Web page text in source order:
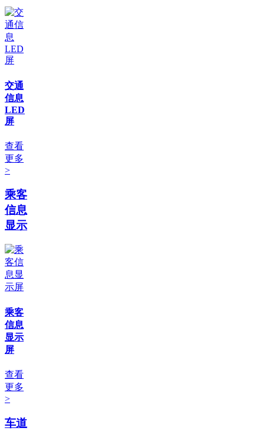
交通
信息
LED
屏
查看
更多
>
乘客
信息
显示
乘客
信息
显示
屏
查看
更多
>
车道